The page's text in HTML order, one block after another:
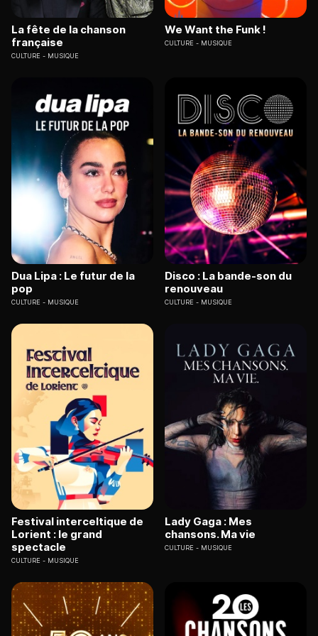
La fête de la chanson
française
CULTURE MUSIQUE
We Want the Funk !
CULTURE MUSIQUE
Dua Lipa : Le futur de la
pop
CULTURE MUSIQUE
Disco : La bande-son du
renouveau
CULTURE MUSIQUE
Festival interceltique de
Lorient : le grand
spectacle
CULTURE MUSIQUE
Lady Gaga : Mes
chansons. Ma vie
CULTURE MUSIQUE